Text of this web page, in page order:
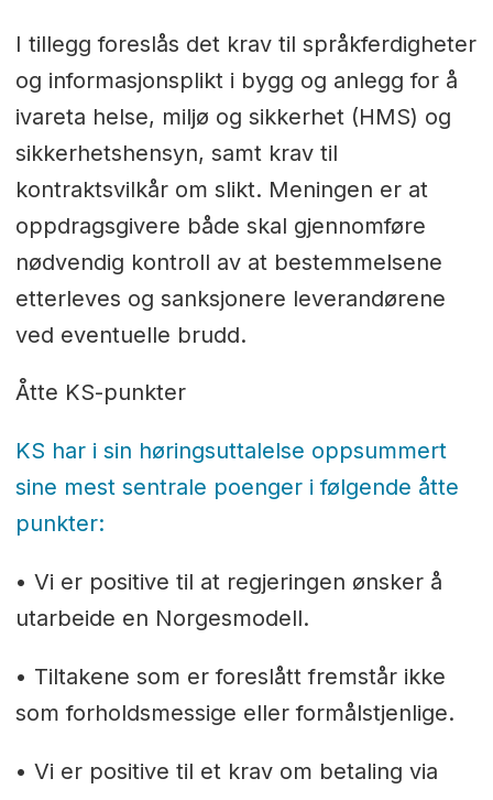
I tillegg foreslås det krav til språkferdigheter
og informasjonsplikt i bygg og anlegg for å
ivareta helse, miljø og sikkerhet (HMS) og
sikkerhetshensyn, samt krav til
kontraktsvilkår om slikt. Meningen er at
oppdragsgivere både skal gjennomføre
nødvendig kontroll av at bestemmelsene
etterleves og sanksjonere leverandørene
ved eventuelle brudd.
Åtte KS-punkter
KS har i sin høringsuttalelse oppsummert
sine mest sentrale poenger i følgende åtte
punkter:
• Vi er positive til at regjeringen ønsker å
utarbeide en Norgesmodell.
• Tiltakene som er foreslått fremstår ikke
som forholdsmessige eller formålstjenlige.
• Vi er positive til et krav om betaling via